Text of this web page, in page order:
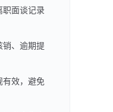
职面谈记录
销、逾期提
有效，避免